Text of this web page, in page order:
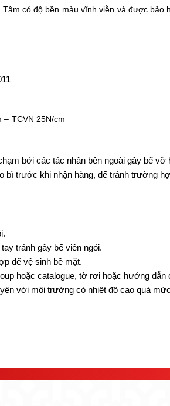
có độ bền màu vĩnh viễn và được bảo
TCVN 25N/cm
bởi các tác nhân bên ngoài gây bể
trước khi nhận hàng, để tránh trường
tránh gây bể viên ngói.
để vệ sinh bề mặt.
hoặc catalogue, tờ rơi hoặc hướng dẫn
với môi trường có nhiệt độ cao quá